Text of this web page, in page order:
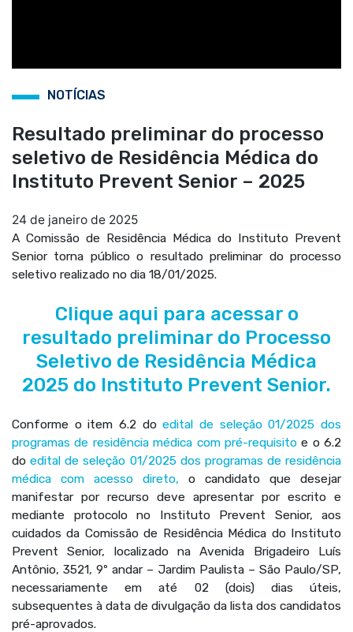
NOTÍCIAS
Resultado preliminar do processo
seletivo de Residência Médica do
Instituto Prevent Senior – 2025
24 de janeiro de 2025
A Comissão de Residência Médica do Instituto Prevent
Senior torna público o resultado preliminar do processo
seletivo realizado no dia 18/01/2025.
Clique aqui para acessar o
resultado preliminar do Processo
Seletivo de Residência Médica
2025 do Instituto Prevent Senior.
Conforme o item 6.2 doedital de seleção 01/2025 dos
programas de residência médica com pré-requisitoe o 6.2
doedital de seleção 01/2025 dos programas de residência
médica com acesso direto, o candidato que desejar
manifestar por recurso deve apresentar por escrito e
mediante protocolo no Instituto Prevent Senior, aos
cuidados da Comissão de Residência Médica do Instituto
Prevent Senior, localizado na Avenida Brigadeiro Luís
Antônio, 3521, 9º andar – Jardim Paulista – São Paulo/SP,
necessariamente em até 02 (dois) dias úteis,
subsequentes à data de divulgação da lista dos candidatos
pré-aprovados.